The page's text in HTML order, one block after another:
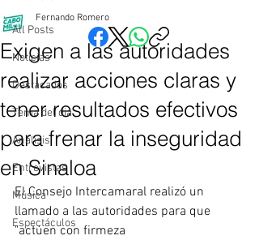
All Posts
Noticias
Destacados
Tema del dia
Analisis
Entrevistas
Música
Espectáculos
Exigen a las autoridades
realizar acciones claras y
tener resultados efectivos
para frenar la inseguridad
en Sinaloa
Fernando Romero
El Consejo Intercamaral realizó un
llamado a las autoridades para que
"actúen con firmeza